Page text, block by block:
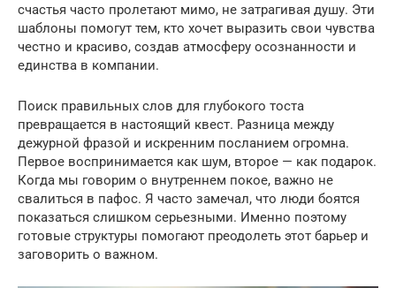
счастья часто пролетают мимо, не затрагивая душу. Эти
шаблоны помогут тем, кто хочет выразить свои чувства
честно и красиво, создав атмосферу осознанности и
единства в компании.
Поиск правильных слов для глубокого тоста
превращается в настоящий квест. Разница между
дежурной фразой и искренним посланием огромна.
Первое воспринимается как шум, второе — как подарок.
Когда мы говорим о внутреннем покое, важно не
свалиться в пафос. Я часто замечал, что люди боятся
показаться слишком серьезными. Именно поэтому
готовые структуры помогают преодолеть этот барьер и
заговорить о важном.